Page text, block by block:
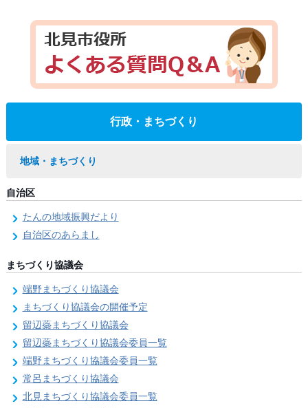
行政・まちづくり
地域・まちづくり
自治区
たんの地域振興だより
自治区のあらまし
まちづくり協議会
端野まちづくり協議会
まちづくり協議会の開催予定
留辺蘂まちづくり協議会
留辺蘂まちづくり協議会委員一覧
端野まちづくり協議会委員一覧
常呂まちづくり協議会
北見まちづくり協議会委員一覧